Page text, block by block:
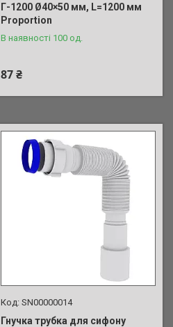
Г-1200 Ø40×50 мм, L=1200 мм
Proportion
В наявності 100 од.
87 ₴
SN00000014
Гнучка трубка для сифону